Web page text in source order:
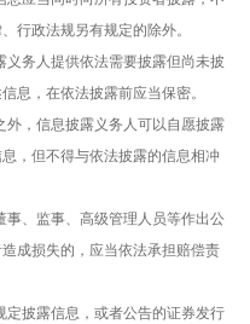
行政法规另有规定的除外。
务人提供依法需要披露但尚未披
息，在依法披露前应当保密。
，信息披露义务人可以自愿披露
，但不得与依法披露的信息相冲
、监事、高级管理人员等作出公
成损失的，应当依法承担赔偿责
披露信息，或者公告的证券发行